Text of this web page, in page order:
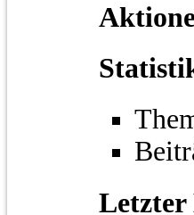
Letzter